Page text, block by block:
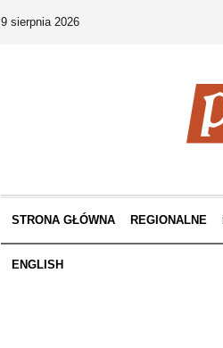
9 sierpnia 2026
STRONA GŁÓWNA REGIONALNE
ENGLISH